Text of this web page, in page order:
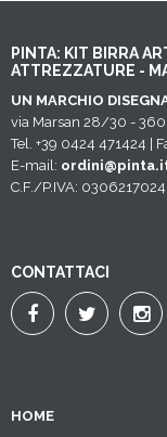
PINTA: KIT BIRRA
ATTREZZATURE -
UN MARCHIO
via Marsan 28/30 -
Tel. +39 0424 471424 |
E-mail:
C.F./P.IVA:
CONTATTACI
HOME